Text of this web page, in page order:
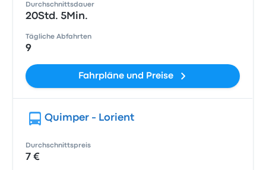
Durchschnittsdauer
20Std. 5Min.
Tägliche Abfahrten
9
Fahrpläne und Preise
Quimper - Lorient
Durchschnittspreis
7 €